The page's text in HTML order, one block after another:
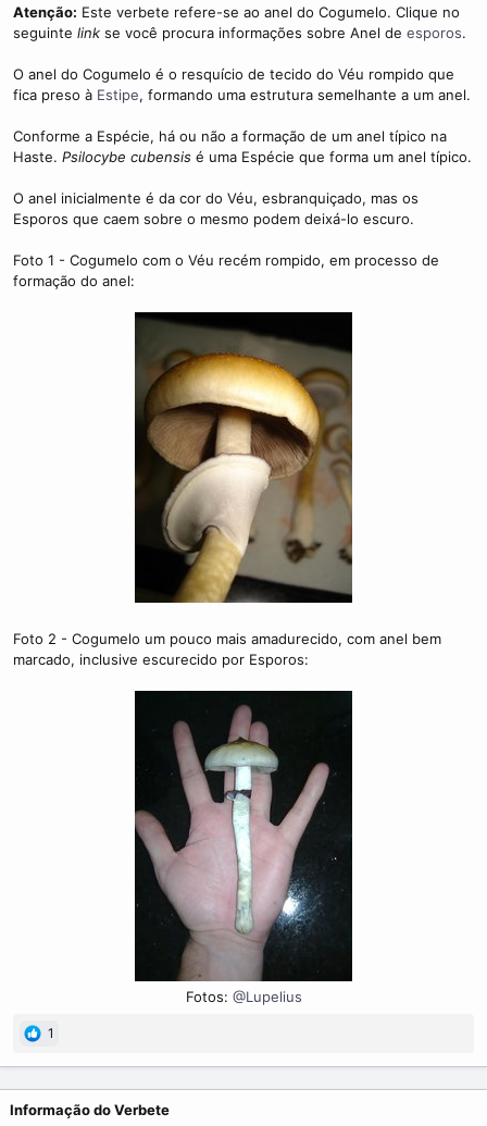
d
a
e
r
e
d
t
m
e
Atenção: Este verbete refere-se ao anel do Cogumelo. Clique no
seguinte link se você procura informações sobre Anel de esporos.
O anel do Cogumelo é o resquício de tecido do Véu rompido que
fica preso à Estipe, formando uma estrutura semelhante a um anel.
Conforme a Espécie, há ou não a formação de um anel típico na
Haste. Psilocybe cubensis é uma Espécie que forma um anel típico.
O anel inicialmente é da cor do Véu, esbranquiçado, mas os
Esporos que caem sobre o mesmo podem deixá-lo escuro.
Foto 1 - Cogumelo com o Véu recém rompido, em processo de
formação do anel:
Foto 2 - Cogumelo um pouco mais amadurecido, com anel bem
marcado, inclusive escurecido por Esporos:
Fotos: @Lupelius
1
Informação do Verbete